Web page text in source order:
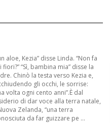
aloe, Kezia” disse Linda. “Non fa
fiori?” “Sì, bambina mia” disse la
Chinò la testa verso Kezia e,
gli occhi, le sorrise:
volta ogni cento anni”.È dal
di dar voce alla terra natale,
Zelanda, “una terra
da far guizzare pe ...